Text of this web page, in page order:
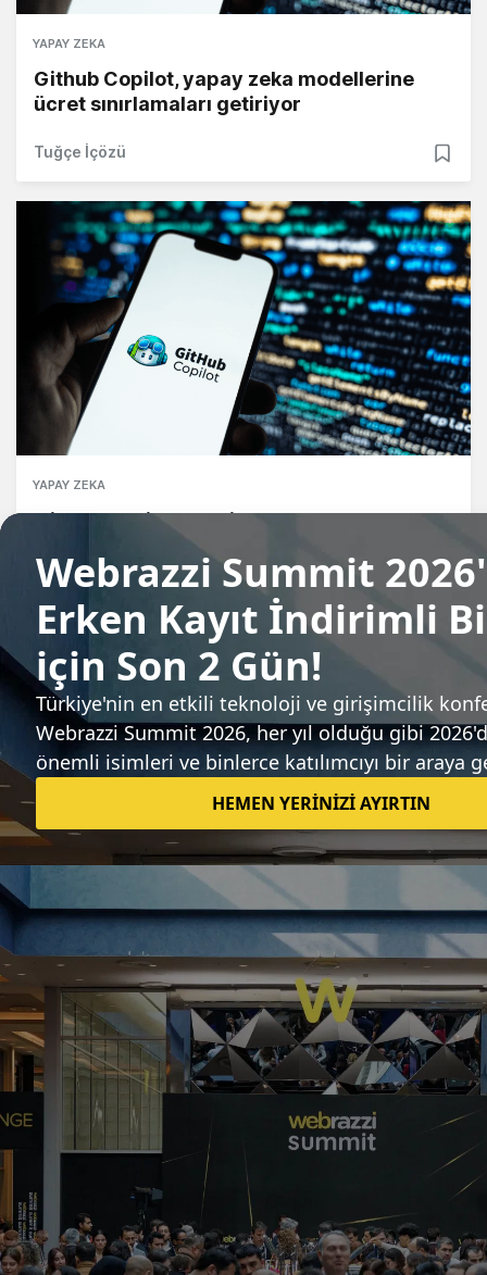
YAPAY ZEKA
Github Copilot, yapay zeka modellerine
ücret sınırlamaları getiriyor
Tuğçe İçözü
YAPAY ZEKA
GitHub Copilot 20 milyon kullanıcıya ulaştı
Gözde Ulukan
Sıradaki haber
Foursquare ve Uber kurucu ortaklarının
girişimi Reserve, elit bir restoran
rezervasyon uygulaması